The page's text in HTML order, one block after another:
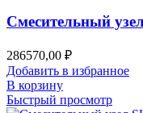
Смесительный
286570,00 ₽
Добавить в избранное
В корзину
Быстрый просмотр